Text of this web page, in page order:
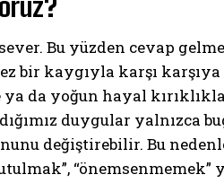
Bu yüzden cevap
bir kaygıyla karşı
da yoğun hayal
duygular yalnızca
değiştirebilir. Bu
“önemsenmemek”